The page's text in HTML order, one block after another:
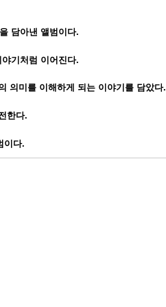
담아낸 앨범이다.
기처럼 이어진다.
의미를 이해하게 되는 이야기를 담았다.
한다.
이다.